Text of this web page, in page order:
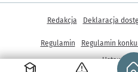
Inne informacje
Redakcja Deklaracja
Regulamin Regulamin